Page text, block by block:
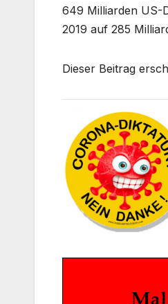
649 Milliarden US-
2019 auf 285
Dieser Beitrag